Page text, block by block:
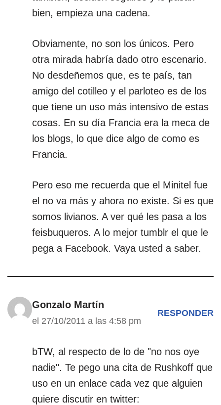
bien, empieza una cadena.
Obviamente, no son los únicos. Pero
otra mirada habría dado otro escenario.
No desdeñemos que, es te país, tan
amigo del cotilleo y el parloteo es de los
que tiene un uso más intensivo de estas
cosas. En su día Francia era la meca de
los blogs, lo que dice algo de como es
Francia.
Pero eso me recuerda que el Minitel fue
el no va más y ahora no existe. Si es que
somos livianos. A ver qué les pasa a los
feisbuqueros. A lo mejor tumblr el que le
pega a Facebook. Vaya usted a saber.
Gonzalo Martín
el 27/10/2011 a las 4:58 pm
RESPONDER
bTW, al respecto de lo de "no nos oye
nadie". Te pego una cita de Rushkoff que
uso en un enlace cada vez que alguien
quiere discutir en twitter: